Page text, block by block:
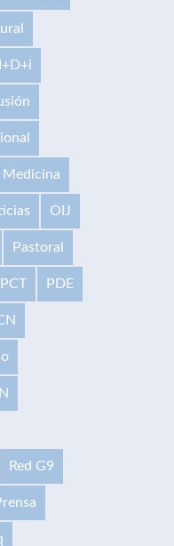
I+D+i
Medicina
OIJ
Pastoral
PCT PDE
Red G9